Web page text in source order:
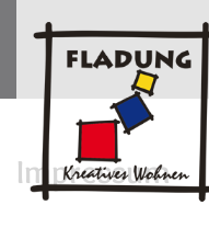
Impressum